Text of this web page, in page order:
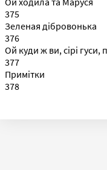
375
Зеленая дібровонька
376
Ой куди ж ви, сірі гуси,
377
Примітки
378